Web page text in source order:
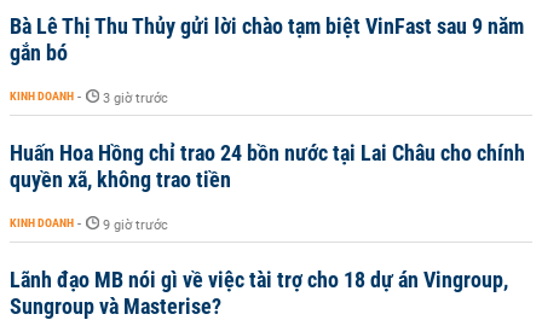
Bà Lê Thị Thu Thủy gửi lời chào tạm biệt VinFast sau 9 năm
gắn bó
KINH DOANH - 3 giờ trước
Huấn Hoa Hồng chỉ trao 24 bồn nước tại Lai Châu cho chính
quyền xã, không trao tiền
KINH DOANH - 9 giờ trước
Lãnh đạo MB nói gì về việc tài trợ cho 18 dự án Vingroup,
Sungroup và Masterise?